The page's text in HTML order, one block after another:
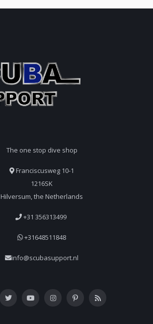
The one stop dive shop
Franciscusweg 10-1
1216SK
Hilversum, the Netherlands
+31 356313499
+31648511848
info@scubasupport.nl